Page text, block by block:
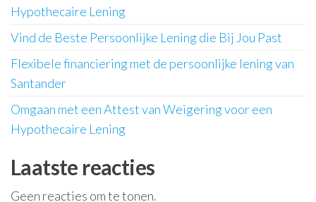
Hypothecaire Lening
Vind de Beste Persoonlijke Lening die Bij Jou Past
Flexibele financiering met de persoonlijke lening van
Santander
Omgaan met een Attest van Weigering voor een
Hypothecaire Lening
Laatste reacties
Geen reacties om te tonen.